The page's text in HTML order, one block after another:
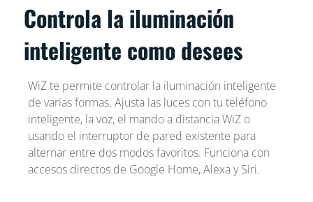
Controla la iluminación
inteligente como desees
WiZ te permite controlar la iluminación inteligente
de varias formas. Ajusta las luces con tu teléfono
inteligente, la voz, el mando a distancia WiZ o
usando el interruptor de pared existente para
alternar entre dos modos favoritos. Funciona con
accesos directos de Google Home, Alexa y Siri.